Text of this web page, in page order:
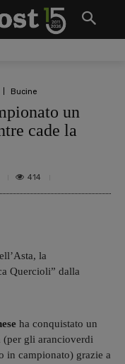
Bucine
un
cade la
414
la
Quercioli” dalla
ha conquistato un
(per gli arancioverdi
in campionato) grazie a